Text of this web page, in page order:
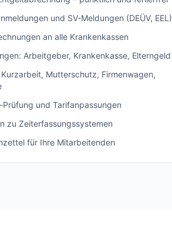
und SV-Meldungen (DEÜV, EEL)
an alle Krankenkassen
Arbeitgeber, Krankenkasse, Elterngeld
Mutterschutz, Firmenwagen,
Prüfung und Tarifanpassungen
zu Zeiterfassungssystemen
für Ihre Mitarbeitenden